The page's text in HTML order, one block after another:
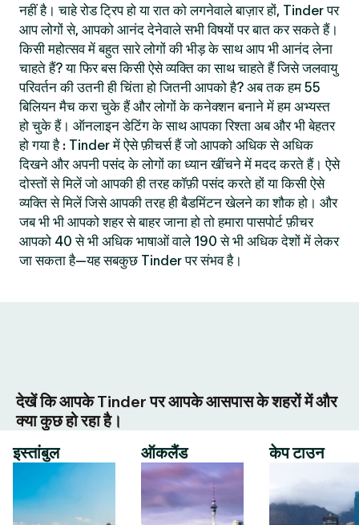
नहीं है। चाहे रोड ट्रिप हो या रात को लगनेवाले बाज़ार हों, Tinder पर
आप लोगों से, आपको आनंद देनेवाले सभी विषयों पर बात कर सकते हैं।
किसी महोत्सव में बहुत सारे लोगों की भीड़ के साथ आप भी आनंद लेना
चाहते हैं? या फिर बस किसी ऐसे व्यक्ति का साथ चाहते हैं जिसे जलवायु
परिवर्तन की उतनी ही चिंता हो जितनी आपको है? अब तक हम 55
बिलियन मैच करा चुके हैं और लोगों के कनेक्शन बनाने में हम अभ्यस्त
हो चुके हैं। ऑनलाइन डेटिंग के साथ आपका रिश्ता अब और भी बेहतर
हो गया है : Tinder में ऐसे फ़ीचर्स हैं जो आपको अधिक से अधिक
दिखने और अपनी पसंद के लोगों का ध्यान खींचने में मदद करते हैं। ऐसे
दोस्तों से मिलें जो आपकी ही तरह कॉफ़ी पसंद करते हों या किसी ऐसे
व्यक्ति से मिलें जिसे आपकी तरह ही बैडमिंटन खेलने का शौक हो। और
जब भी भी आपको शहर से बाहर जाना हो तो हमारा पासपोर्ट फ़ीचर
आपको 40 से भी अधिक भाषाओं वाले 190 से भी अधिक देशों में लेकर
जा सकता है—यह सबकुछ Tinder पर संभव है।
देखें कि आपके Tinder पर आपके आसपास के शहरों में और
क्या कुछ हो रहा है।
इस्तांबुल
ऑकलैंड केप टाउन